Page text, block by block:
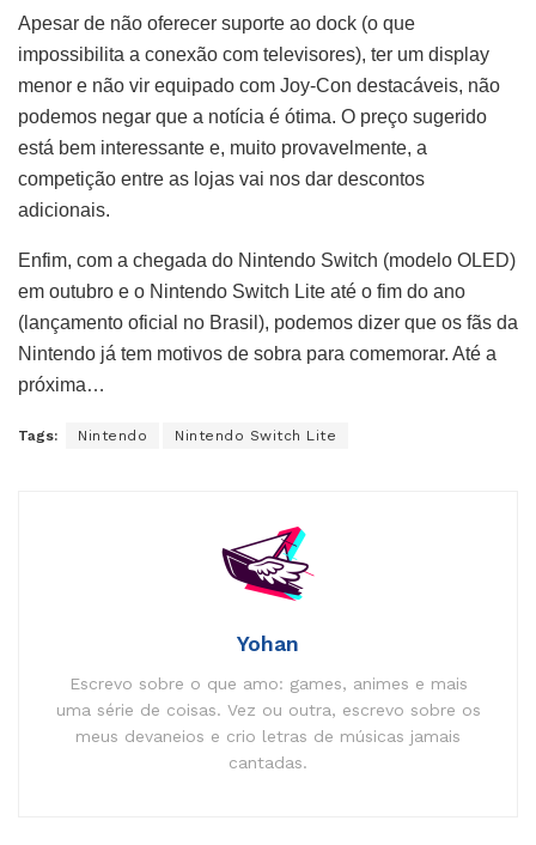
Apesar de não oferecer suporte ao dock (o que
impossibilita a conexão com televisores), ter um display
menor e não vir equipado com Joy-Con destacáveis, não
podemos negar que a notícia é ótima. O preço sugerido
está bem interessante e, muito provavelmente, a
competição entre as lojas vai nos dar descontos
adicionais.
Enfim, com a chegada do Nintendo Switch (modelo OLED)
em outubro e o Nintendo Switch Lite até o fim do ano
(lançamento oficial no Brasil), podemos dizer que os fãs da
Nintendo já tem motivos de sobra para comemorar. Até a
próxima…
Tags: Nintendo Nintendo Switch Lite
Yohan
Escrevo sobre o que amo: games, animes e mais
uma série de coisas. Vez ou outra, escrevo sobre os
meus devaneios e crio letras de músicas jamais
cantadas.